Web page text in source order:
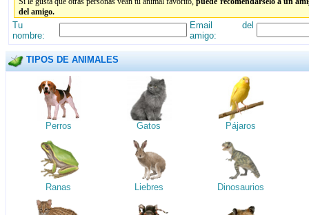
del amigo.
Tu
nombre:
Email del
amigo:
TIPOS DE ANIMALES
Perros Gatos Pájaros
Ranas Liebres Dinosaurios